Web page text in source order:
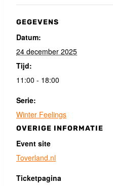
GEGEVENS
Datum:
24 december 2025
Tijd:
11:00 - 18:00
Serie:
Winter Feelings
OVERIGE INFORMATIE
Event site
Toverland.nl
Ticketpagina